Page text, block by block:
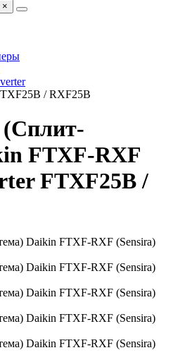
×
/ RXF25B
(Сплит-
FTXF-RXF
FTXF25B /